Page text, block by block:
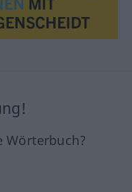
Wörterbuch?